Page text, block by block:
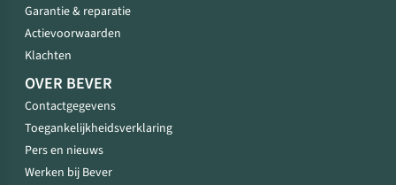
Garantie & reparatie
Actievoorwaarden
Klachten
OVER BEVER
Contactgegevens
Toegankelijkheidsverklaring
Pers en nieuws
Werken bij Bever